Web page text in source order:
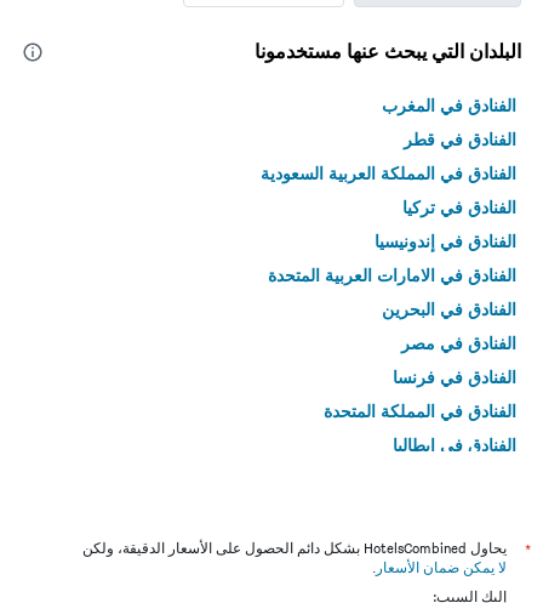
البلدان التي يبحث عنها مستخدمونا
الفنادق في المغرب
الفنادق في قطر
الفنادق في المملكة العربية السعودية
الفنادق في تركيا
الفنادق في إندونيسيا
الفنادق في الامارات العربية المتحدة
الفنادق في البحرين
الفنادق في مصر
الفنادق في فرنسا
الفنادق في المملكة المتحدة
الفنادق في إيطاليا
*
يحاول HotelsCombined بشكل دائم الحصول على الأسعار الدقيقة، ولكن
لا يمكن ضمان الأسعار .
إليك السبب: